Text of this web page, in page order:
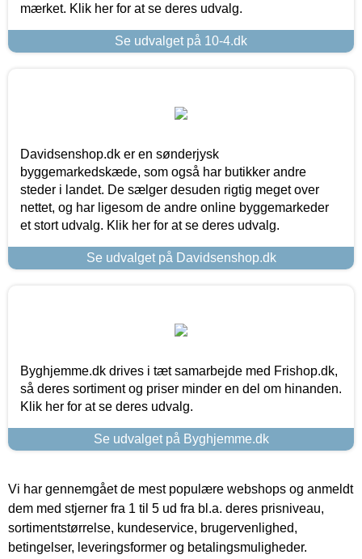
mærket. Klik her for at se deres udvalg.
Se udvalget på 10-4.dk
Davidsenshop.dk er en sønderjysk
byggemarkedskæde, som også har butikker andre
steder i landet. De sælger desuden rigtig meget over
nettet, og har ligesom de andre online byggemarkeder
et stort udvalg. Klik her for at se deres udvalg.
Se udvalget på Davidsenshop.dk
Byghjemme.dk drives i tæt samarbejde med Frishop.dk,
så deres sortiment og priser minder en del om hinanden.
Klik her for at se deres udvalg.
Se udvalget på Byghjemme.dk
Vi har gennemgået de mest populære webshops og anmeldt
dem med stjerner fra 1 til 5 ud fra bl.a. deres prisniveau,
sortimentstørrelse, kundeservice, brugervenlighed,
betingelser, leveringsformer og betalingsmuligheder.